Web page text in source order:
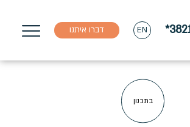
EN דברו איתנו
בתכנון